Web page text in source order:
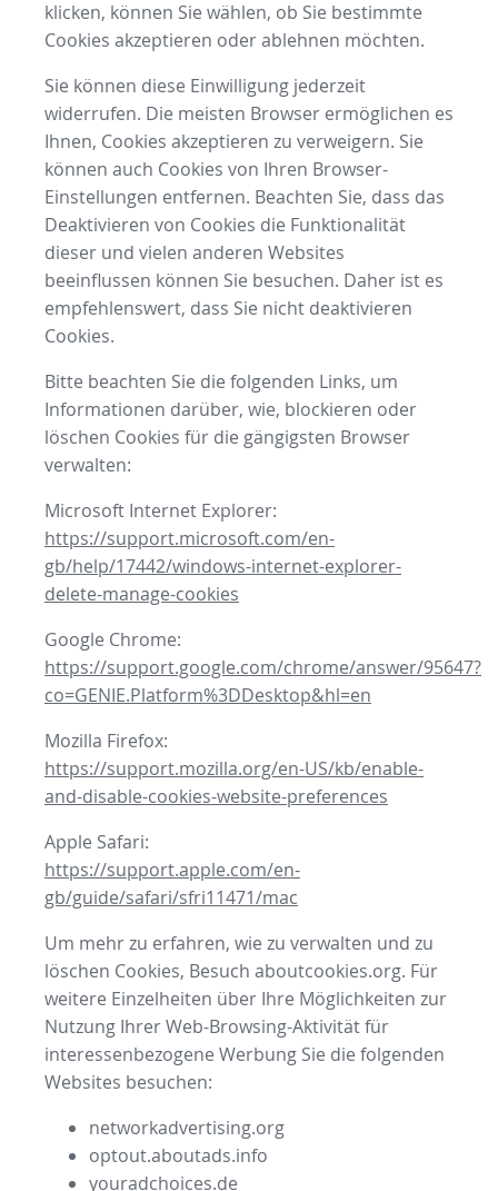
klicken, können Sie wählen, ob Sie bestimmte
Cookies akzeptieren oder ablehnen möchten.
Sie können diese Einwilligung jederzeit
widerrufen. Die meisten Browser ermöglichen es
Ihnen, Cookies akzeptieren zu verweigern. Sie
können auch Cookies von Ihren Browser-
Einstellungen entfernen. Beachten Sie, dass das
Deaktivieren von Cookies die Funktionalität
dieser und vielen anderen Websites
beeinflussen können Sie besuchen. Daher ist es
empfehlenswert, dass Sie nicht deaktivieren
Cookies.
Bitte beachten Sie die folgenden Links, um
Informationen darüber, wie, blockieren oder
löschen Cookies für die gängigsten Browser
verwalten:
Microsoft Internet Explorer:
https://support.microsoft.com/en-
gb/help/17442/windows-internet-explorer-
delete-manage-cookies
Google Chrome:
https://support.google.com/chrome/answer/95647?
co=GENIE.Platform%3DDesktop&hl=en
Mozilla Firefox:
https://support.mozilla.org/en-US/kb/enable-
and-disable-cookies-website-preferences
Apple Safari:
https://support.apple.com/en-
gb/guide/safari/sfri11471/mac
Um mehr zu erfahren, wie zu verwalten und zu
löschen Cookies, Besuch aboutcookies.org. Für
weitere Einzelheiten über Ihre Möglichkeiten zur
Nutzung Ihrer Web-Browsing-Aktivität für
interessenbezogene Werbung Sie die folgenden
Websites besuchen:
networkadvertising.org
optout.aboutads.info
youradchoices.de